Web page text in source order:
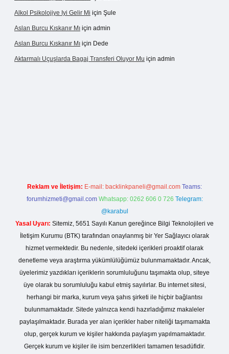
Alkol Psikolojiye Iyi Gelir Mi için Şule
Aslan Burcu Kıskanır Mı için admin
Aslan Burcu Kıskanır Mı için Dede
Aktarmalı Uçuşlarda Bagaj Transferi Oluyor Mu için admin
Reklam ve İletişim: E-mail: backlinkpaneli@gmail.com Teams:
forumhizmeti@gmail.com Whatsapp: 0262 606 0 726 Telegram:
@karabul
Yasal Uyarı: Sitemiz, 5651 Sayılı Kanun gereğince Bilgi Teknolojileri ve
İletişim Kurumu (BTK) tarafından onaylanmış bir Yer Sağlayıcı olarak
hizmet vermektedir. Bu nedenle, sitedeki içerikleri proaktif olarak
denetleme veya araştırma yükümlülüğümüz bulunmamaktadır. Ancak,
üyelerimiz yazdıkları içeriklerin sorumluluğunu taşımakta olup, siteye
üye olarak bu sorumluluğu kabul etmiş sayılırlar. Bu internet sitesi,
herhangi bir marka, kurum veya şahıs şirketi ile hiçbir bağlantısı
bulunmamaktadır. Sitede yalnızca kendi hazırladığımız makaleler
paylaşılmaktadır. Burada yer alan içerikler haber niteliği taşımamakta
olup, gerçek kurum ve kişiler hakkında paylaşım yapılmamaktadır.
Gerçek kurum ve kişiler ile isim benzerlikleri tamamen tesadüfidir.